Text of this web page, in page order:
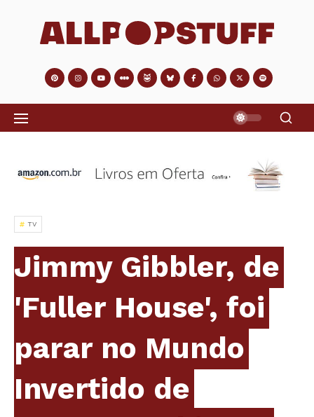
TV
Jimmy Gibbler, de
'Fuller House', foi
parar no Mundo
Invertido de